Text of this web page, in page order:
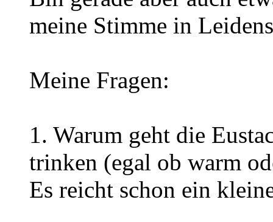
meine Stimme in
Meine Fragen:
1. Warum geht die
trinken (egal ob warm
Es reicht schon ein